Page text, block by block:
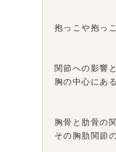
抱っこや抱っ
関節への影響
胸の中心にあ
胸骨と肋骨の
その胸肋関節